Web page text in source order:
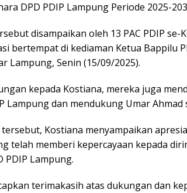
DPD PDIP Lampung Periode 2025-
disampaikan oleh 13 PAC PDIP se-
bertempat di kediaman Ketua Bappilu
Lampung, Senin (15/09/2025).
kepada Kostiana, mereka juga
Lampung dan mendukung Umar Ahmad
Kostiana menyampaikan
telah memberi kepercayaan kepada
PDIP Lampung.
terimakasih atas dukungan dan